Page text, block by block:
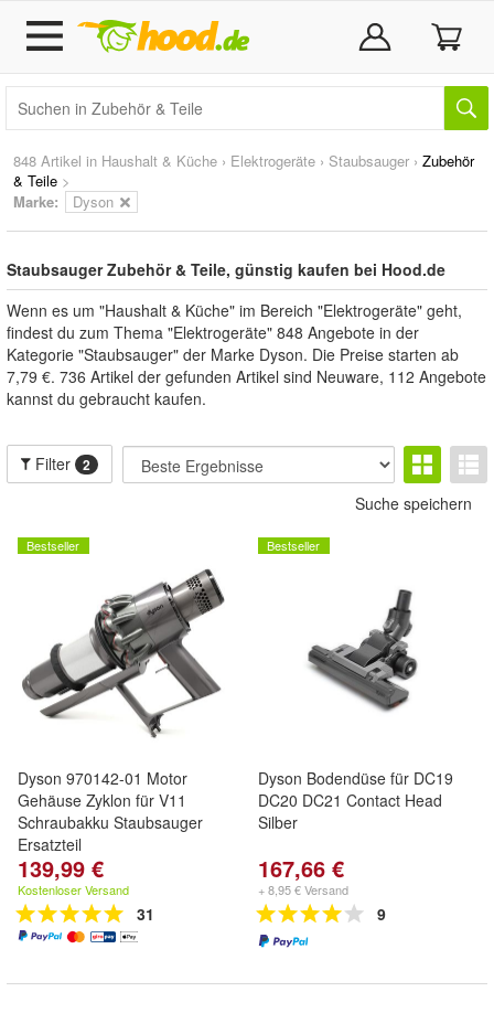
848 Artikel in Haushalt & Küche › Elektrogeräte › Staubsauger › Zubehör
& Teile >
Marke: Dyson
Staubsauger Zubehör & Teile, günstig kaufen bei Hood.de
Wenn es um "Haushalt & Küche" im Bereich "Elektrogeräte" geht,
findest du zum Thema "Elektrogeräte" 848 Angebote in der
Kategorie "Staubsauger" der Marke Dyson. Die Preise starten ab
7,79 €. 736 Artikel der gefunden Artikel sind Neuware, 112 Angebote
kannst du gebraucht kaufen.
Filter 2
Suche speichern
Bestseller
Dyson 970142-01 Motor
Gehäuse Zyklon für V11
Schraubakku Staubsauger
Ersatzteil
139,99 €
Kostenloser Versand
31
Bestseller
Dyson Bodendüse für DC19
DC20 DC21 Contact Head
Silber
167,66 €
+ 8,95 € Versand
9